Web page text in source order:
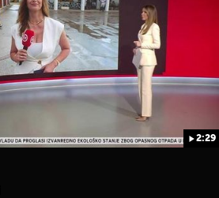
2:29